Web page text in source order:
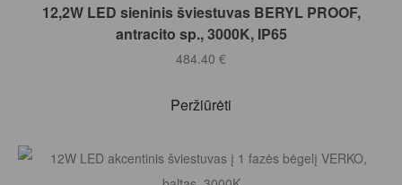
12,2W LED sieninis šviestuvas BERYL PROOF,
antracito sp., 3000K, IP65
484.40 €
Peržiūrėti